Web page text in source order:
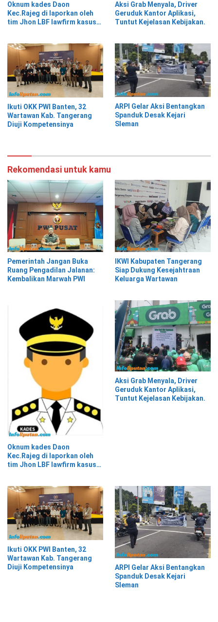
Oknum kades Daon
Kec.Rajeg di laporkan oleh
tim Jhon LBF lawfirm kasus
Aksi Grab Menyala, Driver
Geruduk Kantor Aplikasi,
Tuntut Kejelasan Kebijakan.
Ikuti OKK PWI Banten, 32
Wartawan Kab. Tangerang
Diuji Kompetensinya
ARPI Gelar Aksi Bentangkan
Spanduk Desak Kejari
Sleman
Rekomendasi untuk kamu
Pemerintah Jangan Buka
Ruang Pengadilan Jalanan:
Kembalikan Marwah PWI
IKWI Kabupaten Tangerang
Siap Dukung Kesejahtraan
Keluarga Wartawan
Oknum kades Daon
Kec.Rajeg di laporkan oleh
tim Jhon LBF lawfirm kasus
Aksi Grab Menyala, Driver
Geruduk Kantor Aplikasi,
Tuntut Kejelasan Kebijakan.
Ikuti OKK PWI Banten, 32
Wartawan Kab. Tangerang
Diuji Kompetensinya
ARPI Gelar Aksi Bentangkan
Spanduk Desak Kejari
Sleman